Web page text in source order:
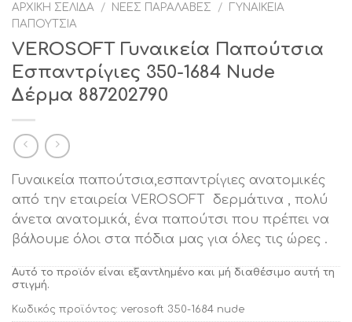
ΑΡΧΙΚΉ ΣΕΛΊΔΑ / ΝΈΕΣ ΠΑΡΑΛΑΒΈΣ /
ΓΥΝΑΙΚΕΊΑ
ΠΑΠΟΎΤΣΙΑ
VEROSOFT Γυναικεία Παπούτσια
Εσπαντρίγιες 350-1684 Nude
Δέρμα 887202790
Γυναικεία παπούτσια,εσπαντρίγιες ανατομικές
από την εταιρεία VEROSOFT δερμάτινα , πολύ
άνετα ανατομικά, ένα παπούτσι που πρέπει να
βάλουμε όλοι στα πόδια μας για όλες τις ώρες .
Αυτό το προϊόν είναι εξαντλημένο και μή διαθέσιμο αυτή τη
στιγμή.
Κωδικός προϊόντος: verosoft 350-1684 nude